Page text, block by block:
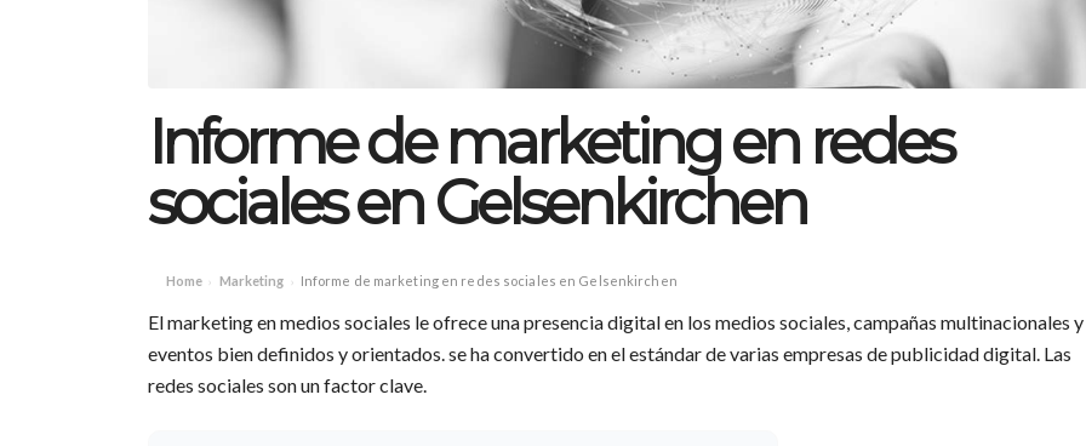
Informe de marketing en redes
sociales en Gelsenkirchen
Home › Marketing › Informe de marketing en redes sociales en Gelsenkirchen
El marketing en medios sociales le ofrece una presencia digital en los medios sociales, campañas multinacionales y
eventos bien definidos y orientados. se ha convertido en el estándar de varias empresas de publicidad digital. Las
redes sociales son un factor clave.